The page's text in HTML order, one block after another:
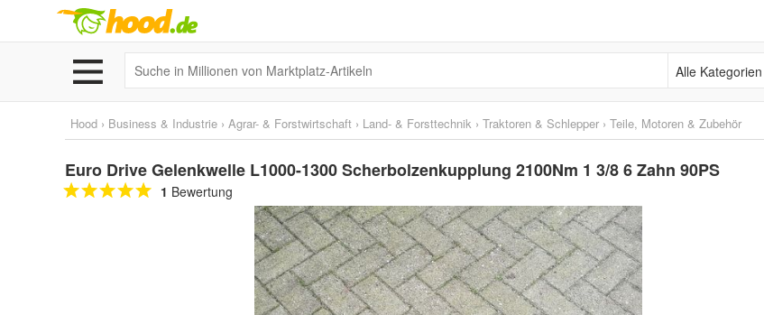
Alle Kategorien
Hood › Business & Industrie › Agrar- & Forstwirtschaft › Land- & Forsttechnik › Traktoren & Schlepper › Teile, Motoren & Zubehör
Euro Drive Gelenkwelle L1000-1300 Scherbolzenkupplung 2100Nm 1 3/8 6 Zahn 90PS
1 Bewertung